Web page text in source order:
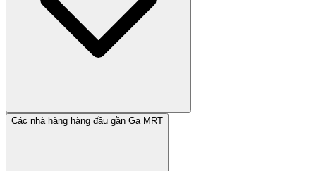
Các nhà hàng hàng đầu gần Ga MRT